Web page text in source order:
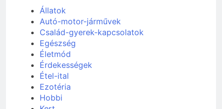
Állatok
Autó-motor-járművek
Család-gyerek-kapcsolatok
Egészség
Életmód
Érdekességek
Étel-ital
Ezotéria
Hobbi